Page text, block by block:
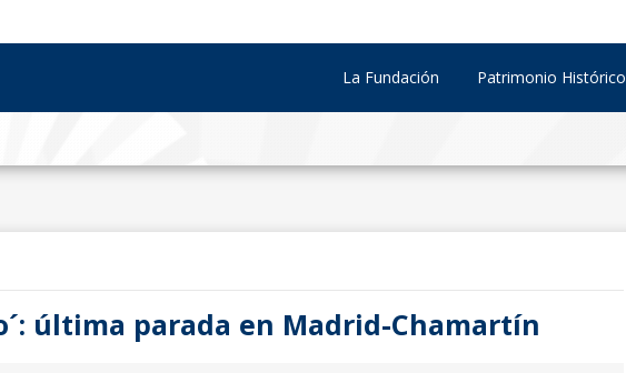
La Fundación Patrimonio Histórico
última parada en Madrid-Chamartín